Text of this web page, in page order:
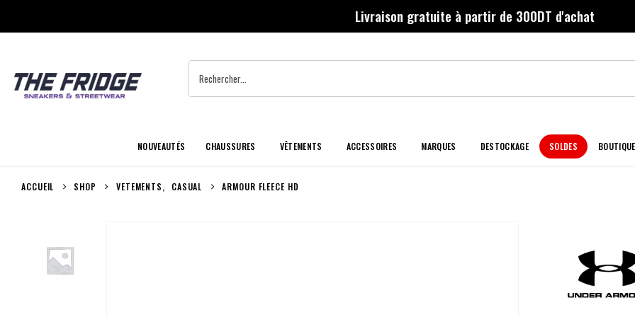
Livraison gratuite à partir de 300DT d'achat
NOUVEAUTÉS CHAUSSURES VÊTEMENTS ACCESSOIRES MARQUES DESTOCKAGE SOLDES
ACCUEIL SHOP VETEMENTS, CASUAL ARMOUR FLEECE HD